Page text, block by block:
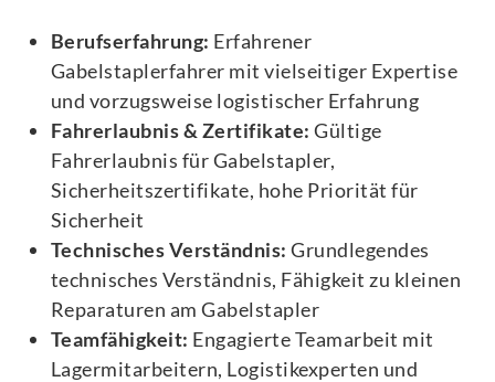
Berufserfahrung: Erfahrener
Gabelstaplerfahrer mit vielseitiger Expertise
und vorzugsweise logistischer Erfahrung
Fahrerlaubnis & Zertifikate: Gültige
Fahrerlaubnis für Gabelstapler,
Sicherheitszertifikate, hohe Priorität für
Sicherheit
Technisches Verständnis: Grundlegendes
technisches Verständnis, Fähigkeit zu kleinen
Reparaturen am Gabelstapler
Teamfähigkeit: Engagierte Teamarbeit mit
Lagermitarbeitern, Logistikexperten und